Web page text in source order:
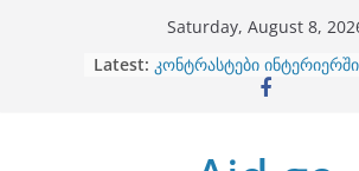
Saturday, August 8,
Latest: ბინების გაერთიანება
კონტრასტები ინტერიერში
ინტერიერის დიზიანი